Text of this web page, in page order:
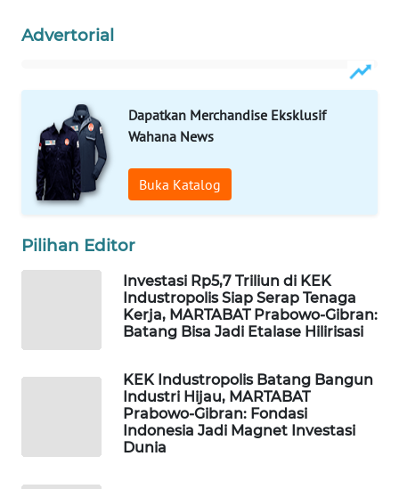
Advertorial
Dapatkan Merchandise Eksklusif
Wahana News
Buka Katalog
Pilihan Editor
Investasi Rp5,7 Triliun di KEK
Industropolis Siap Serap Tenaga
Kerja, MARTABAT Prabowo-Gibran:
Batang Bisa Jadi Etalase Hilirisasi
KEK Industropolis Batang Bangun
Industri Hijau, MARTABAT
Prabowo-Gibran: Fondasi
Indonesia Jadi Magnet Investasi
Dunia
MAWAKA
ID
MARTABAT
NET
LPKKI